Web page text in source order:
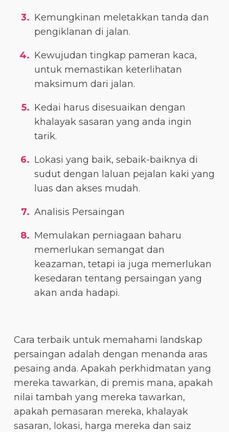
Kemungkinan meletakkan tanda dan
pengiklanan di jalan.
Kewujudan tingkap pameran kaca,
untuk memastikan keterlihatan
maksimum dari jalan.
Kedai harus disesuaikan dengan
khalayak sasaran yang anda ingin
tarik.
Lokasi yang baik, sebaik-baiknya di
sudut dengan laluan pejalan kaki yang
luas dan akses mudah.
Analisis Persaingan
Memulakan perniagaan baharu
memerlukan semangat dan
keazaman, tetapi ia juga memerlukan
kesedaran tentang persaingan yang
akan anda hadapi.
Cara terbaik untuk memahami landskap
persaingan adalah dengan menanda aras
pesaing anda. Apakah perkhidmatan yang
mereka tawarkan, di premis mana, apakah
nilai tambah yang mereka tawarkan,
apakah pemasaran mereka, khalayak
sasaran, lokasi, harga mereka dan saiz